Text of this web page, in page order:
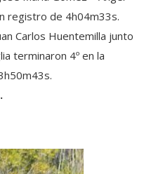
registro de 4h04m33s.
Carlos Huentemilla junto
terminaron 4º en la